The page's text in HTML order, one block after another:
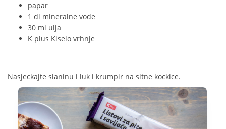
papar
1 dl mineralne vode
30 ml ulja
K plus Kiselo vrhnje
Nasjeckajte slaninu i luk i krumpir na sitne kockice.